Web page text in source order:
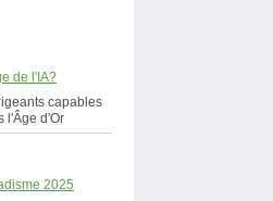
de l'IA?
capables
l'Âge d'Or
2025